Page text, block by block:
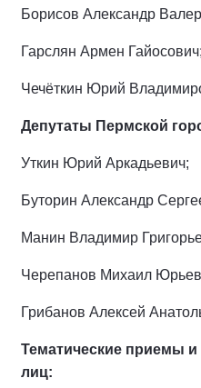
Борисов Александр
Гарслян Армен Гайосович;
Чечёткин Юрий
Депутаты Пермской
Уткин Юрий Аркадьевич;
Буторин Александр
Манин Владимир
Черепанов Михаил
Грибанов Алексей
Тематические приемы
лиц: